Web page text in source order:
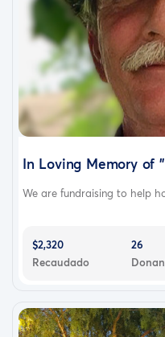
In Loving Memory of
We are fundraising to help
$2,320
Recaudado
26